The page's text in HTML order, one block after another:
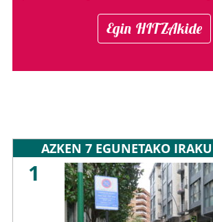
Egin HITZAkide
AZKEN 7 EGUNETAKO
1